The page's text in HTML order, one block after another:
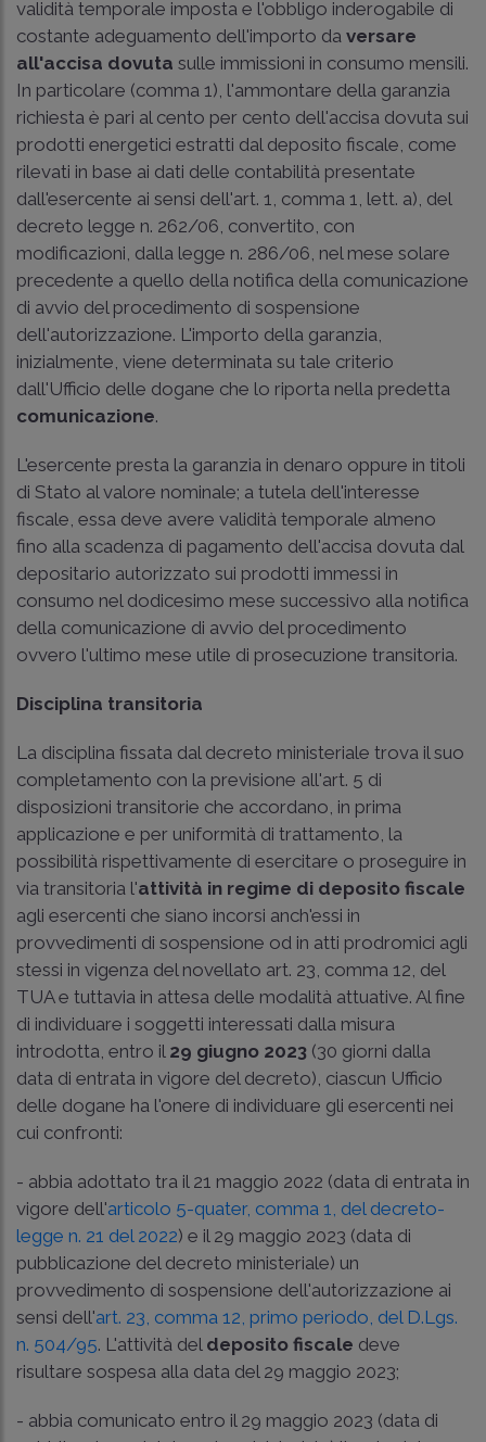
validità temporale imposta e l'obbligo inderogabile di
costante adeguamento dell'importo da versare
all'accisa dovuta sulle immissioni in consumo mensili.
In particolare (comma 1), l'ammontare della garanzia
richiesta è pari al cento per cento dell'accisa dovuta sui
prodotti energetici estratti dal deposito fiscale, come
rilevati in base ai dati delle contabilità presentate
dall'esercente ai sensi dell'art. 1, comma 1, lett. a), del
decreto legge n. 262/06 , convertito, con
modificazioni, dalla legge n. 286/06 , nel mese solare
precedente a quello della notifica della comunicazione
di avvio del procedimento di sospensione
dell'autorizzazione. L'importo della garanzia,
inizialmente, viene determinata su tale criterio
dall'Ufficio delle dogane che lo riporta nella predetta
comunicazione.
L'esercente presta la garanzia in denaro oppure in titoli
di Stato al valore nominale; a tutela dell'interesse
fiscale, essa deve avere validità temporale almeno
fino alla scadenza di pagamento dell'accisa dovuta dal
depositario autorizzato sui prodotti immessi in
consumo nel dodicesimo mese successivo alla notifica
della comunicazione di avvio del procedimento
ovvero l'ultimo mese utile di prosecuzione transitoria.
Disciplina transitoria
La disciplina fissata dal decreto ministeriale trova il suo
completamento con la previsione all'art. 5 di
disposizioni transitorie che accordano, in prima
applicazione e per uniformità di trattamento, la
possibilità rispettivamente di esercitare o proseguire in
via transitoria l'attività in regime di deposito fiscale
agli esercenti che siano incorsi anch'essi in
provvedimenti di sospensione od in atti prodromici agli
stessi in vigenza del novellato art. 23, comma 12, del
TUA e tuttavia in attesa delle modalità attuative. Al fine
di individuare i soggetti interessati dalla misura
introdotta, entro il 29 giugno 2023 (30 giorni dalla
data di entrata in vigore del decreto), ciascun Ufficio
delle dogane ha l'onere di individuare gli esercenti nei
cui confronti:
- abbia adottato tra il 21 maggio 2022 (data di entrata in
vigore dell'articolo 5-quater, comma 1, del decreto-
legge n. 21 del 2022) e il 29 maggio 2023 (data di
pubblicazione del decreto ministeriale) un
provvedimento di sospensione dell'autorizzazione ai
sensi dell'art. 23, comma 12, primo periodo, del D.Lgs.
n. 504/95. L'attività del deposito fiscale deve
risultare sospesa alla data del 29 maggio 2023;
- abbia comunicato entro il 29 maggio 2023 (data di